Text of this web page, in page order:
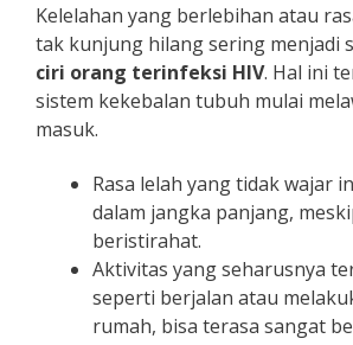
Kelelahan yang berlebihan atau
tak kunjung hilang sering menjadi
ciri orang terinfeksi HIV. Hal ini
sistem kekebalan tubuh mulai
masuk.
Rasa lelah yang tidak wajar
dalam jangka panjang,
beristirahat.
Aktivitas yang seharusnya
seperti berjalan atau
rumah, bisa terasa sangat